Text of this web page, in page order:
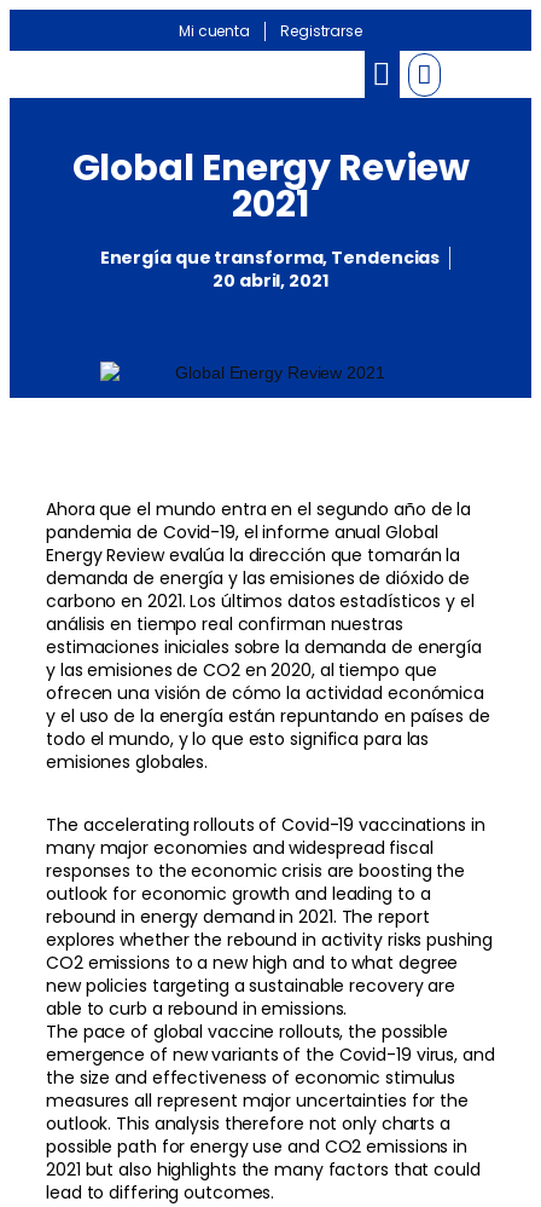
Mi cuenta Registrarse
Global Energy Review
2021
Energía que transforma, Tendencias
20 abril, 2021
Ahora que el mundo entra en el segundo año de la
pandemia de Covid-19, el informe anual Global
Energy Review evalúa la dirección que tomarán la
demanda de energía y las emisiones de dióxido de
carbono en 2021. Los últimos datos estadísticos y el
análisis en tiempo real confirman nuestras
estimaciones iniciales sobre la demanda de energía
y las emisiones de CO2 en 2020, al tiempo que
ofrecen una visión de cómo la actividad económica
y el uso de la energía están repuntando en países de
todo el mundo, y lo que esto significa para las
emisiones globales.
The accelerating rollouts of Covid-19 vaccinations in
many major economies and widespread fiscal
responses to the economic crisis are boosting the
outlook for economic growth and leading to a
rebound in energy demand in 2021. The report
explores whether the rebound in activity risks pushing
CO2 emissions to a new high and to what degree
new policies targeting a sustainable recovery are
able to curb a rebound in emissions.
The pace of global vaccine rollouts, the possible
emergence of new variants of the Covid-19 virus, and
the size and effectiveness of economic stimulus
measures all represent major uncertainties for the
outlook. This analysis therefore not only charts a
possible path for energy use and CO2 emissions in
2021 but also highlights the many factors that could
lead to differing outcomes.